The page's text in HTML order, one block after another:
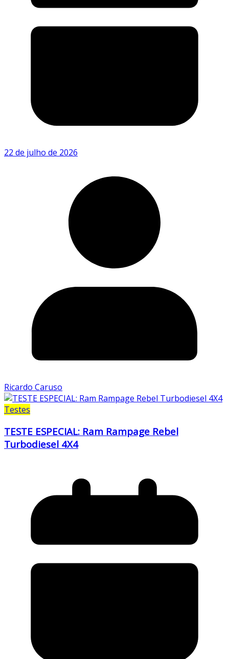
22 de julho de 2026
Ricardo Caruso
Testes
TESTE ESPECIAL: Ram Rampage Rebel
Turbodiesel 4X4